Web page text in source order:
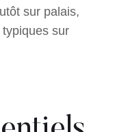
sur palais,
sur